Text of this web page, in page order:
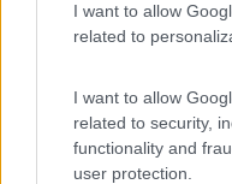
I want to allow
related to
I want to allow
related to security,
functionality and
user protection.
In risposta al messaggio di
quadro strumenti) ? Che puo'
potrebbe essere un guasto
blocchetto della chiave
al sistema di iniezione, al